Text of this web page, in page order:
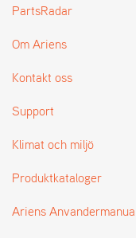
PartsRadar
Om Ariens
Kontakt oss
Support
Klimat och miljö
Produktkataloger
Ariens